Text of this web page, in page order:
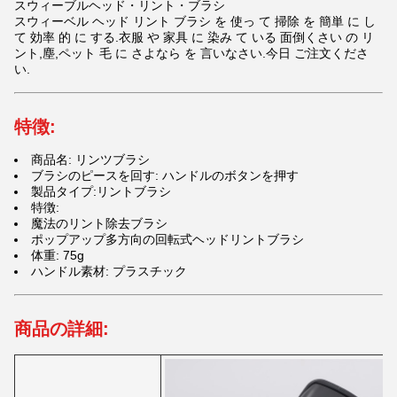
スウィーブルヘッド・リント・ブラシ
スウィーベル ヘッド リント ブラシ を 使っ て 掃除 を 簡単 に し
て 効率 的 に する.衣服 や 家具 に 染み て いる 面倒くさい の リ
ント,塵,ペット 毛 に さよなら を 言いなさい.今日 ご注文くださ
い.
特徴:
商品名: リンツブラシ
ブラシのピースを回す: ハンドルのボタンを押す
製品タイプ:リントブラシ
特徴:
魔法のリント除去ブラシ
ポップアップ多方向の回転式ヘッドリントブラシ
体重: 75g
ハンドル素材: プラスチック
商品の詳細: